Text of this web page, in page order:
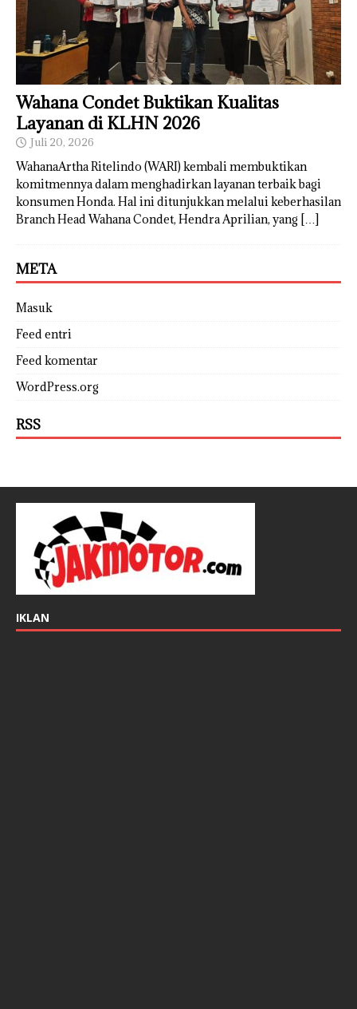
Wahana Condet Buktikan Kualitas
Layanan di KLHN 2026
Juli 20, 2026
WahanaArtha Ritelindo (WARI) kembali membuktikan
komitmennya dalam menghadirkan layanan terbaik bagi
konsumen Honda. Hal ini ditunjukkan melalui keberhasilan
Branch Head Wahana Condet, Hendra Aprilian, yang […]
META
Masuk
Feed entri
Feed komentar
WordPress.org
RSS
IKLAN